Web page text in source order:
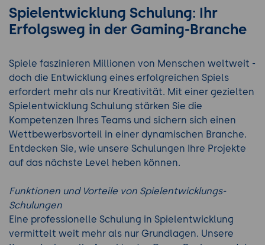
Spielentwicklung Schulung: Ihr
Erfolgsweg in der Gaming-Branche
Spiele faszinieren Millionen von Menschen weltweit -
doch die Entwicklung eines erfolgreichen Spiels
erfordert mehr als nur Kreativität. Mit einer gezielten
Spielentwicklung Schulung stärken Sie die
Kompetenzen Ihres Teams und sichern sich einen
Wettbewerbsvorteil in einer dynamischen Branche.
Entdecken Sie, wie unsere Schulungen Ihre Projekte
auf das nächste Level heben können.
Funktionen und Vorteile von Spielentwicklungs-
Schulungen
Eine professionelle Schulung in Spielentwicklung
vermittelt weit mehr als nur Grundlagen. Unsere